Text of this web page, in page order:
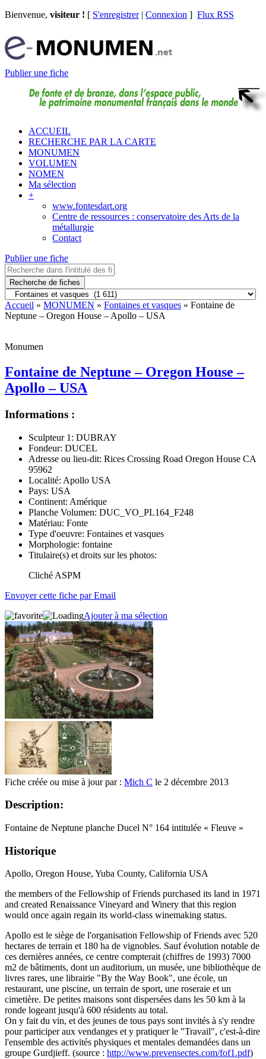
Bienvenue, visiteur ! [ S'enregistrer| Connexion ] Flux RSS
Publier une fiche
ACCUEIL
RECHERCHE PAR LA CARTE
MONUMEN
VOLUMEN
NOMEN
Ma sélection
+
www.fontesdart.org
Centre de ressources : conservatoire des Arts de la
métallurgie
Contact
Publier une fiche
Recherche de fiches
Accueil » MONUMEN » Fontaines et vasques » Fontaine de
Neptune – Oregon House – Apollo – USA
Monumen
Fontaine de Neptune – Oregon House –
Apollo – USA
Informations :
Sculpteur 1: DUBRAY
Fondeur: DUCEL
Adresse ou lieu-dit: Rices Crossing Road Oregon House CA
95962
Localité: Apollo USA
Pays: USA
Continent: Amérique
Planche Volumen: DUC_VO_PL164_F248
Matériau: Fonte
Type d'oeuvre: Fontaines et vasques
Morphologie: fontaine
Titulaire(s) et droits sur les photos:
Cliché ASPM
Envoyer cette fiche par Email
Ajouter à ma sélection
Fiche créée ou mise à jour par : Mich C le 2 décembre 2013
Description:
Fontaine de Neptune planche Ducel N° 164 intitulée « Fleuve »
Historique
Apollo, Oregon House, Yuba County, California USA
the members of the Fellowship of Friends purchased its land in 1971
and created Renaissance Vineyard and Winery that this region
would once again regain its world-class winemaking status.
Apollo est le siège de l'organisation Fellowship of Friends avec 520
hectares de terrain et 180 ha de vignobles. Sauf évolution notable de
ces dernières années, ce centre compterait (chiffres de 1993) 7000
m2 de bâtiments, dont un auditorium, un musée, une bibliothèque de
livres rares, une librairie "By the Way Book", une école, un
restaurant, une piscine, un terrain de sport, une roseraie et un
cimetière. De petites maisons sont dispersées dans les 50 km à la
ronde logeant jusqu'à 600 résidents au total.
On y fait du vin, et des jeunes de tous pays sont invités à s'y rendre
pour participer aux vendanges et y pratiquer le "Travail", c'est-à-dire
l'ensemble des activités physiques et mentales demandées dans un
groupe Gurdjieff. (source : http://www.prevensectes.com/fof1.pdf)